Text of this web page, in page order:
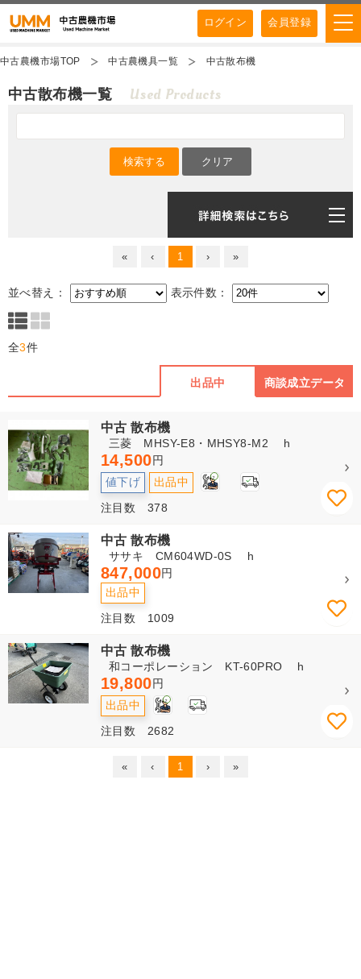
ログイン 会員登録
中古農機市場TOP 中古農機具一覧 中古散布機
中古散布機一覧 Used Products
« ‹ 1 › »
並べ替え： 表示件数：
全3件
出品中 商談成立データ
中古 散布機
三菱 MHSY-E8・MHSY8-M2 h
14,500円
値下げ 出品中 2
注目数 378
中古 散布機
ササキ CM604WD-0S h
847,000円
出品中
注目数 1009
中古 散布機
和コーポレーション KT-60PRO h
19,800円
出品中 2
注目数 2682
« ‹ 1 › »